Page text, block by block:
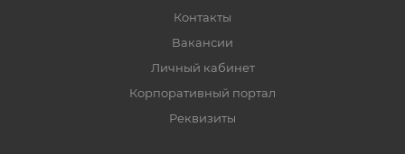
Контакты
Вакансии
Личный кабинет
Корпоративный портал
Реквизиты